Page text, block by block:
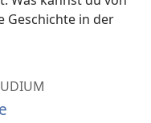
Geschichte in der